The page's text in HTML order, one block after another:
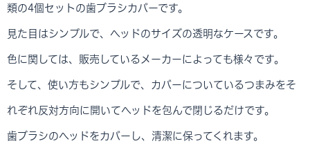
類の4個セットの歯ブラシカバーです。
見た目はシンプルで、ヘッドのサイズの透明なケースです。
色に関しては、販売しているメーカーによっても様々です。
そして、使い方もシンプルで、カバーについているつまみをそ
れぞれ反対方向に開いてヘッドを包んで閉じるだけです。
歯ブラシのヘッドをカバーし、清潔に保ってくれます。